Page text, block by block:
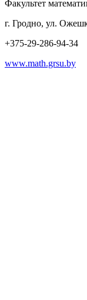
Факультет
г. Гродно, ул.
+375-29-286-94-34
www.math.grsu.by